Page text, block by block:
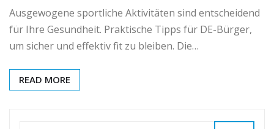
Ausgewogene sportliche Aktivitäten sind entscheidend
für Ihre Gesundheit. Praktische Tipps für DE-Bürger,
um sicher und effektiv fit zu bleiben. Die…
READ MORE